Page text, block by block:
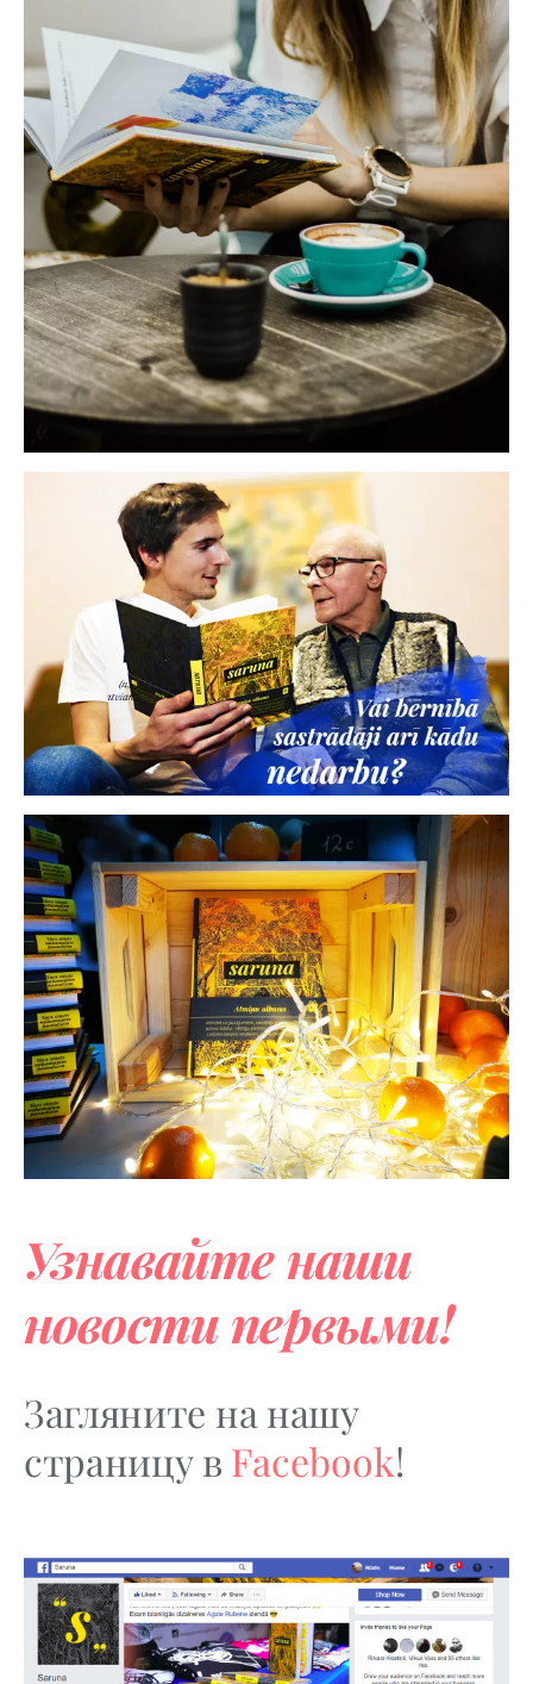
Узнавайтенаши
новостипервыми!
Загляните на нашу
страницу в Facebook!